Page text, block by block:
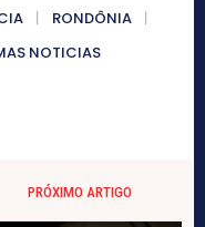
RONDÔNIA
NOTICIAS
PRÓXIMO ARTIGO